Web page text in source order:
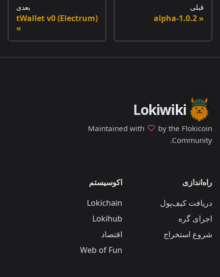
قبلی
1.0.2-alpha
بعدی
tWallet v0 (Electrum)
Lokiwiki
Maintained with
by the Flokicoin
Community.
راه‌اندازی
دریافت کیف‌پول
اجرای گره
شروع استخراج
اکوسیستم
Lokichain
Lokihub
اقتصاد
Web of Fun